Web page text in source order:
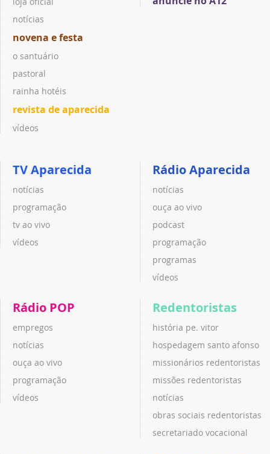
notícias
novena e festa
o santuário
pastoral
rainha hotéis
revista de aparecida
vídeos
TV Aparecida
notícias
programação
tv ao vivo
vídeos
Rádio Aparecida
notícias
ouça ao vivo
podcast
programação
programas
vídeos
Rádio POP
empregos
notícias
ouça ao vivo
programação
vídeos
Redentoristas
história pe. vitor
hospedagem santo afonso
missionários redentoristas
missões redentoristas
notícias
obras sociais redentoristas
secretariado vocacional